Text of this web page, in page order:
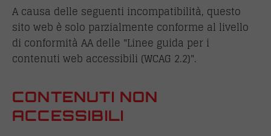
A causa delle seguenti incompatibilità, questo
sito web è solo parzialmente conforme al livello
di conformità AA delle "Linee guida per i
contenuti web accessibili (WCAG 2.2)".
CONTENUTI NON
ACCESSIBILI